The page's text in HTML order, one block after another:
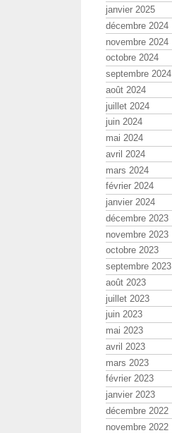
janvier 2025
décembre 2024
novembre 2024
octobre 2024
septembre 2024
août 2024
juillet 2024
juin 2024
mai 2024
avril 2024
mars 2024
février 2024
janvier 2024
décembre 2023
novembre 2023
octobre 2023
septembre 2023
août 2023
juillet 2023
juin 2023
mai 2023
avril 2023
mars 2023
février 2023
janvier 2023
décembre 2022
novembre 2022